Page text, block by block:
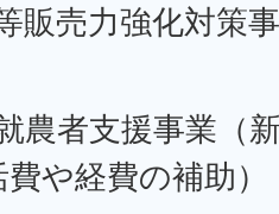
販売力強化対策
農者支援事業（
や経費の補助）